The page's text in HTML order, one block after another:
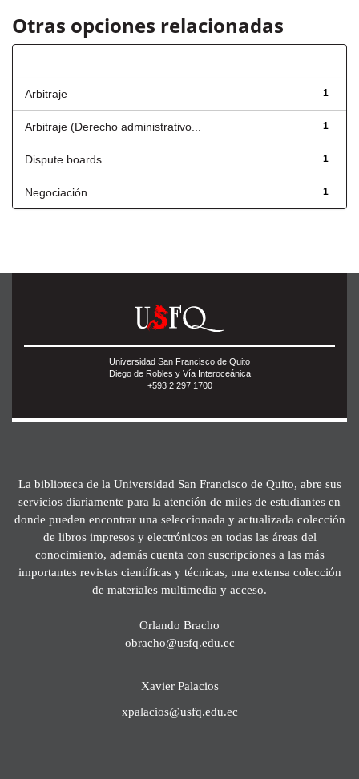
Otras opciones relacionadas
1
Arbitraje
1
Arbitraje (Derecho administrativo...
1
Dispute boards
1
Negociación
Universidad San Francisco de Quito
Diego de Robles y Vía Interoceánica
+593 2 297 1700
La biblioteca de la Universidad San Francisco de Quito, abre sus
servicios diariamente para la atención de miles de estudiantes en
donde pueden encontrar una seleccionada y actualizada colección
de libros impresos y electrónicos en todas las áreas del
conocimiento, además cuenta con suscripciones a las más
importantes revistas científicas y técnicas, una extensa colección
de materiales multimedia y acceso.
Orlando Bracho
obracho@usfq.edu.ec
Xavier Palacios
xpalacios@usfq.edu.ec